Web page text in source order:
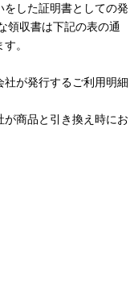
した証明書としての発
領収書は下記の表の通
。
発行するご利用明細
と引き換え時にお